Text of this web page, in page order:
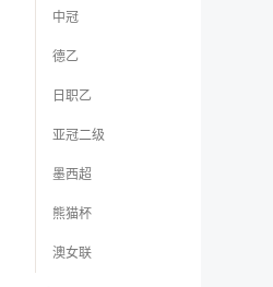
中冠
德乙
日职乙
亚冠二级
墨西超
熊猫杯
澳女联